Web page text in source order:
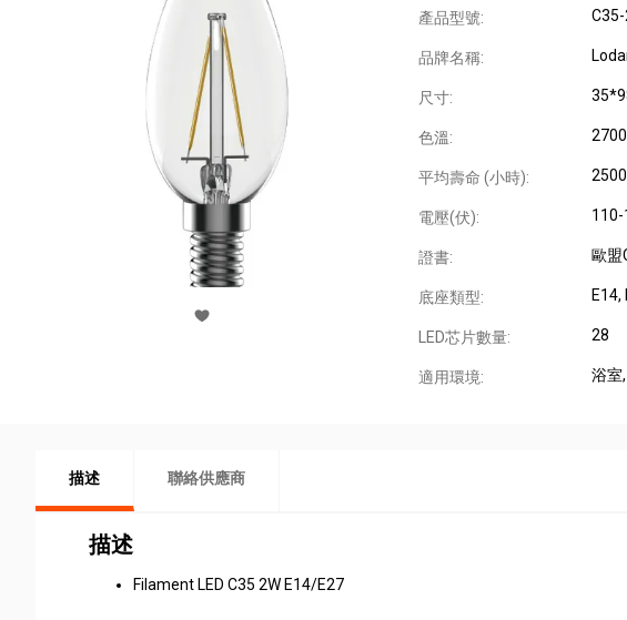
產品型號: C35-
品牌名稱:
尺寸:
色溫:
平均壽命 (小時):
電壓(伏): 110-
證書: 歐盟
底座類型: E14,
LED芯片數量: 28
適用環境: 浴室
描述 聯絡供應商
描述
Filament LED C35 2W E14/E27